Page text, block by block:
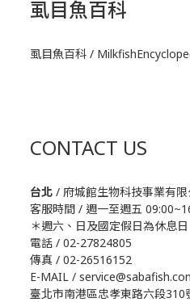
虱目魚百科
虱目魚百科 /
CONTACT US
台北 / 府城館生物科技事業有限
客服時間 / 週一至週五
＊週六、日及國定假日為休息日
電話 / 02-27824805
傳真 / 02-26516152
E-MAIL /
臺北市南港區忠孝東路六段310